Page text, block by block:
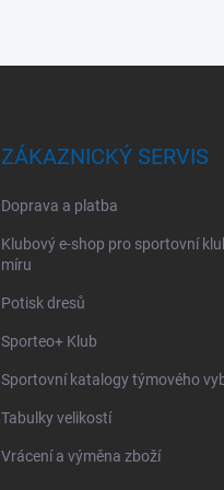
ZÁKAZNICKÝ SERVIS
Doprava a platba
Klubový e-shop pro sportovní
míru
Potisk dresů
Sporteo+ Klub
Sportovní katalogy týmového
Tabulky velikostí
Vrácení a výměna zboží